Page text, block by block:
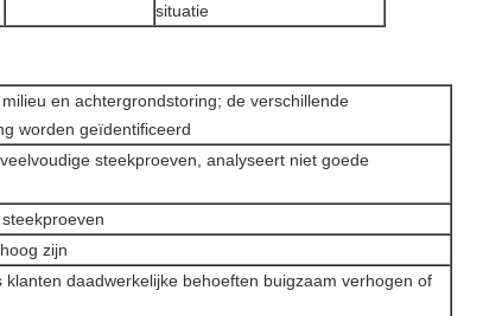
situatie
en achtergrondstoring; de verschillende
worden geïdentificeerd
steekproeven, analyseert niet goede
zijn
daadwerkelijke behoeften buigzaam verhogen of